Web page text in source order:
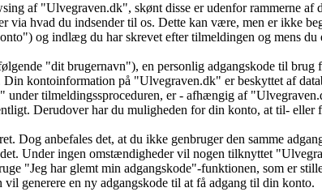
af "Ulvegraven.dk", skønt disse er udenfor rammerne af
via hvad du indsender til os. Dette kan være, men er ikke
og indlæg du har skrevet efter tilmeldingen og mens
"dit brugernavn"), en personlig adgangskode til
kontoinformation på "Ulvegraven.dk" er beskyttet af
tilmeldingssproceduren, er - afhængig af
Derudover har du muligheden for din konto, at til- eller
Dog anbefales det, at du ikke genbruger den samme
Under ingen omstændigheder vil nogen tilknyttet
"Jeg har glemt min adgangskode"-funktionen, som er
generere en ny adgangskode til at få adgang til din konto.